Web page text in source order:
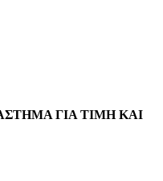
ΓΙΑ ΤΙΜΗ ΚΑΙ